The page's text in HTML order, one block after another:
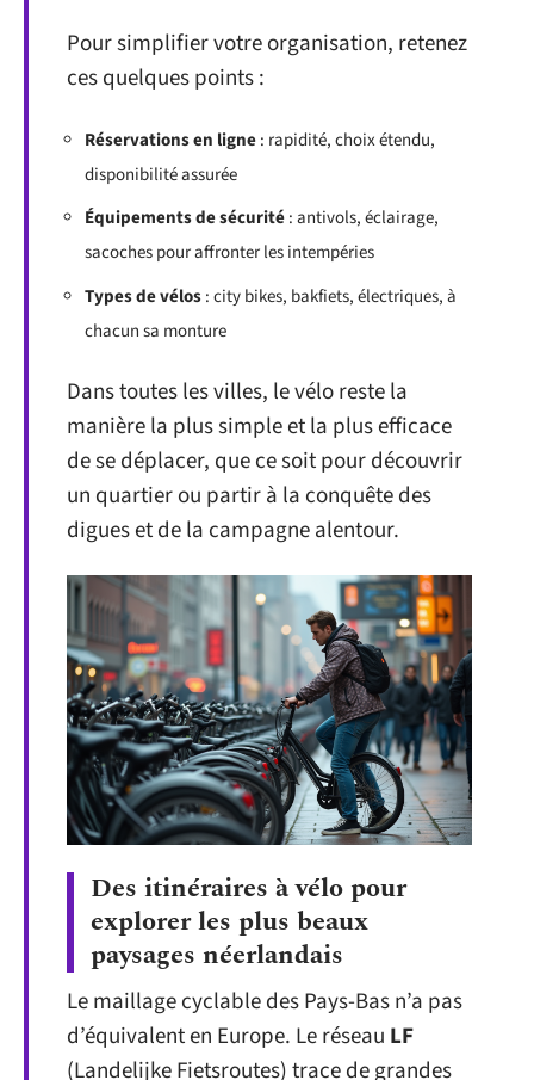
Pour simplifier votre organisation, retenez
ces quelques points :
Réservations en ligne: rapidité, choix étendu,
disponibilité assurée
Équipements de sécurité: antivols, éclairage,
sacoches pour affronter les intempéries
Types de vélos: city bikes, bakfiets, électriques, à
chacun sa monture
Dans toutes les villes, le vélo reste la
manière la plus simple et la plus efficace
de se déplacer, que ce soit pour découvrir
un quartier ou partir à la conquête des
digues et de la campagne alentour.
Des itinéraires à vélo pour
explorer les plus beaux
paysages néerlandais
Le maillage cyclable des Pays-Bas n’a pas
d’équivalent en Europe. Le réseau LF
(Landelijke Fietsroutes) trace de grandes